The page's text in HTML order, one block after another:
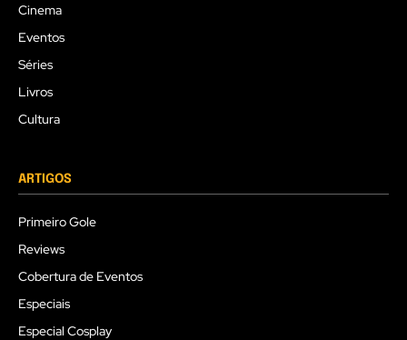
Cinema
Eventos
Séries
Livros
Cultura
ARTIGOS
Primeiro Gole
Reviews
Cobertura de Eventos
Especiais
Especial Cosplay